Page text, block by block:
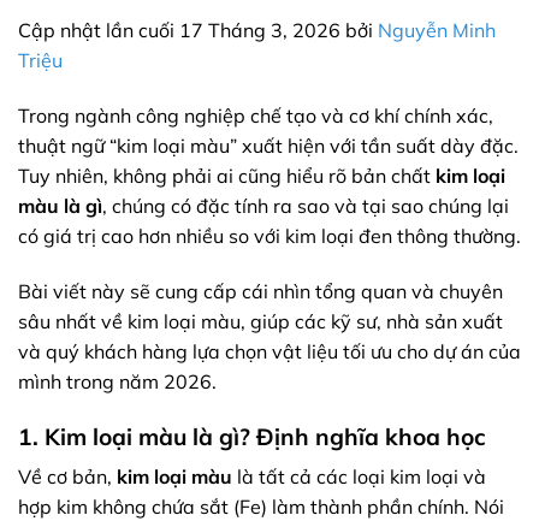
Cập nhật lần cuối 17 Tháng 3, 2026 bởi Nguyễn Minh
Triệu
Trong ngành công nghiệp chế tạo và cơ khí chính xác,
thuật ngữ “kim loại màu” xuất hiện với tần suất dày đặc.
Tuy nhiên, không phải ai cũng hiểu rõ bản chất kim loại
màu là gì, chúng có đặc tính ra sao và tại sao chúng lại
có giá trị cao hơn nhiều so với kim loại đen thông thường.
Bài viết này sẽ cung cấp cái nhìn tổng quan và chuyên
sâu nhất về kim loại màu, giúp các kỹ sư, nhà sản xuất
và quý khách hàng lựa chọn vật liệu tối ưu cho dự án của
mình trong năm 2026.
1. Kim loại màu là gì? Định nghĩa khoa học
Về cơ bản, kim loại màu là tất cả các loại kim loại và
hợp kim không chứa sắt (Fe) làm thành phần chính. Nói